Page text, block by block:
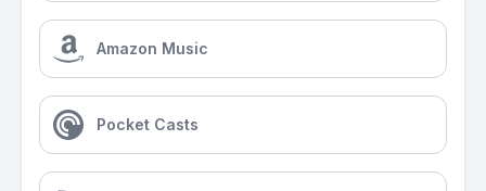
Amazon Music
Pocket Casts